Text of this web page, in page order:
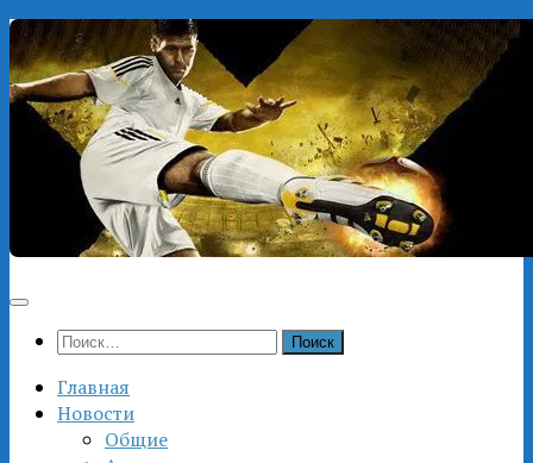
Перейти
к
содержимому
Найти:
Главная
Новости
Общие